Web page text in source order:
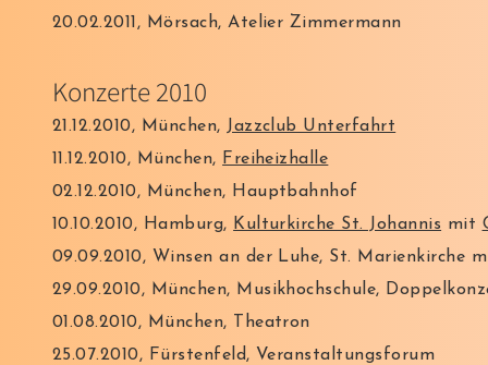
20.02.2011, Mörsach, Atelier Zimmermann
Konzerte 2010
21.12.2010, München, Jazzclub Unterfahrt
11.12.2010, München, Freiheizhalle
02.12.2010, München, Hauptbahnhof
10.10.2010, Hamburg, Kulturkirche St. Johannis mit
09.09.2010, Winsen an der Luhe, St. Marienkirche
29.09.2010, München, Musikhochschule,
01.08.2010, München, Theatron
25.07.2010, Fürstenfeld, Veranstaltungsforum